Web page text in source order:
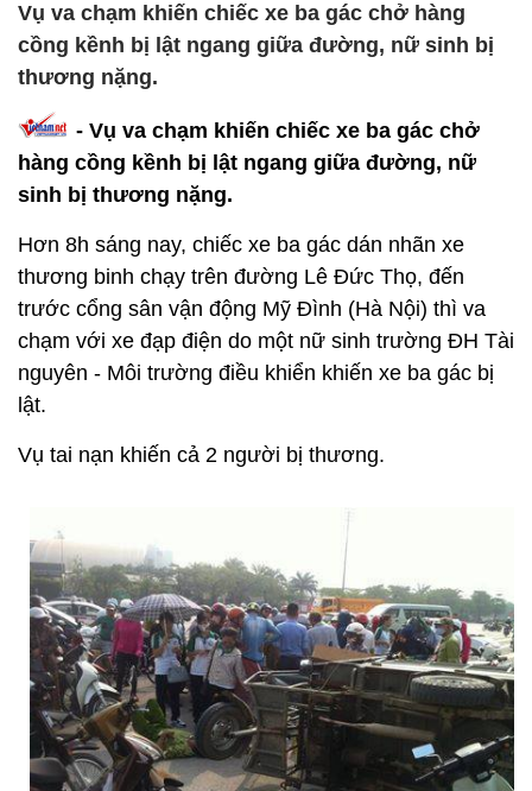
Vụ va chạm khiến chiếc xe ba gác chở hàng
cồng kềnh bị lật ngang giữa đường, nữ sinh bị
thương nặng.
- Vụ va chạm khiến chiếc xe ba gác chở
hàng cồng kềnh bị lật ngang giữa đường, nữ
sinh bị thương nặng.
Hơn 8h sáng nay, chiếc xe ba gác dán nhãn xe
thương binh chạy trên đường Lê Đức Thọ, đến
trước cổng sân vận động Mỹ Đình (Hà Nội) thì va
chạm với xe đạp điện do một nữ sinh trường ĐH Tài
nguyên - Môi trường điều khiển khiến xe ba gác bị
lật.
Vụ tai nạn khiến cả 2 người bị thương.